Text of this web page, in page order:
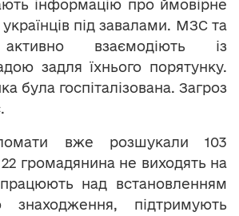
інформацію про ймовірне
під завалами. МЗС та
взаємодіють із
задля їхнього порятунку.
була госпіталізована. Загроз
вже розшукали 103
22 громадянина не виходять на
над встановленням
знаходження, підтримують